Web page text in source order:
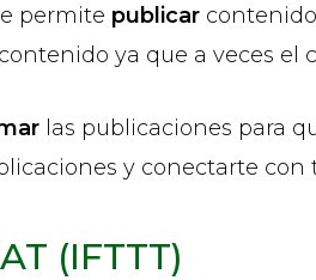
permite publicar
ya que a veces
las publicaciones para
y conectarte con
(IFTTT)